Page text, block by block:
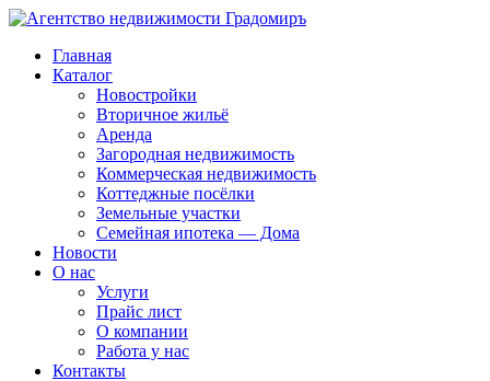
Главная
Каталог
Новостройки
Вторичное жильё
Аренда
Загородная недвижимость
Коммерческая недвижимость
Коттеджные посёлки
Земельные участки
Семейная ипотека — Дома
Новости
О нас
Услуги
Прайс лист
О компании
Работа у нас
Контакты